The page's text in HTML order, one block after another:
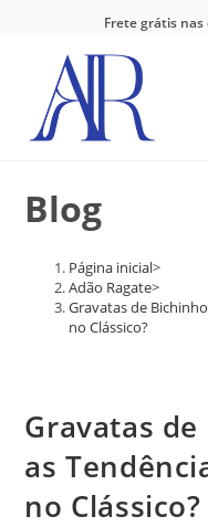
Frete grátis nas
Blog
Página inicial>
Adão Ragate>
Gravatas de
no Clássico?
Gravatas
as
no Clássico?